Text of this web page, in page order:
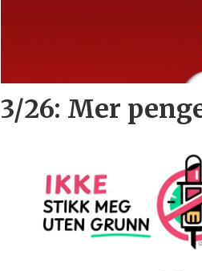
3/26: Mer